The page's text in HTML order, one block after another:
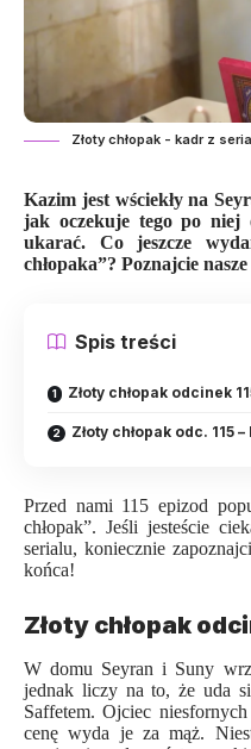
Złoty chłopak - kadr z
Kazim jest wściekły na
jak oczekuje tego po niej
ukarać. Co jeszcze
chłopaka”? Poznajcie
Spis treści
Złoty chłopak odcinek
Złoty chłopak odc. 115
Przed nami 115 epizod
chłopak”. Jeśli jesteście
serialu, koniecznie
końca!
Złoty chłopak
W domu Seyran i Suny
jednak liczy na to, że uda
Saffetem. Ojciec
cenę wyda je za mąż.